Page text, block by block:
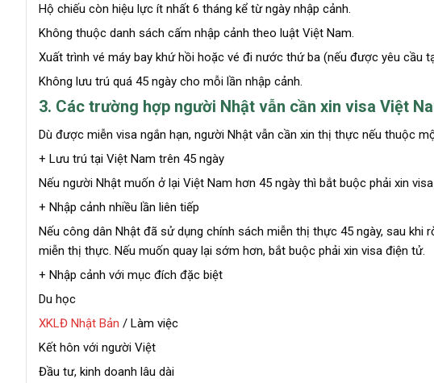
Hộ chiếu còn hiệu lực ít nhất 6 tháng kể từ ngày nhập cảnh.
Không thuộc danh sách cấm nhập cảnh theo luật Việt Nam.
Xuất trình vé máy bay khứ hồi hoặc vé đi nước thứ ba (nếu được yêu cầu
Không lưu trú quá 45 ngày cho mỗi lần nhập cảnh.
3. Các trường hợp người Nhật vẫn cần xin visa Việt
Dù được miễn visa ngắn hạn, người Nhật vẫn cần xin thị thực nếu thuộc
+ Lưu trú tại Việt Nam trên 45 ngày
Nếu người Nhật muốn ở lại Việt Nam hơn 45 ngày thì bắt buộc phải xin
+ Nhập cảnh nhiều lần liên tiếp
Nếu công dân Nhật đã sử dụng chính sách miễn thị thực 45 ngày, sau
miễn thị thực. Nếu muốn quay lại sớm hơn, bắt buộc phải xin visa điện tử.
+ Nhập cảnh với mục đích đặc biệt
Du học
XKLĐ Nhật Bản / Làm việc
Kết hôn với người Việt
Đầu tư, kinh doanh lâu dài